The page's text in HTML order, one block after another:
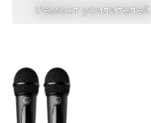
Ремонт усилителей